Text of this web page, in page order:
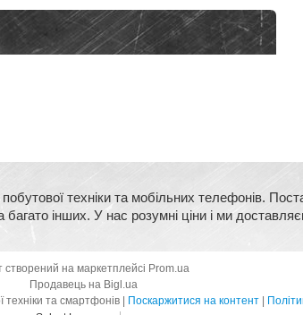
техніки та мобільних телефонів.
інших. У нас розумні ціни і ми
створений на маркетплейсі Prom.ua
Продавець на Bigl.ua
Поскаржитися на контент